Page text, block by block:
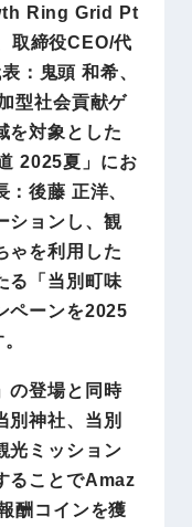
Ring Grid Pt
取締役CEO/代
：鬼頭 和希、
型社会貢献ゲ
を対象とした
2025夏」にお
後藤 正洋、
ションし、観
ゃを利用した
る「当別町味
ペーンを2025
の登場と同時
別神社、当別
光ミッション
ることでAmaz
酬コインを獲